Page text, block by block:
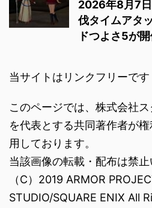
2026年8月7
伐タイムアタ
ドつよさ5が
当サイトはリンクフリーです
このページでは、株式会社
を代表とする共同著作者が
用しております。
当該画像の転載・配布は禁止
（C）2019 ARMOR
STUDIO/SQUARE ENIX All